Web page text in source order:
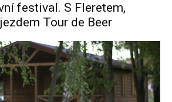
festival. S Fleretem,
Tour de Beer